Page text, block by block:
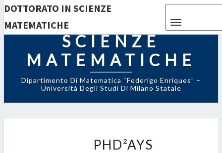
DOTTORATO IN SCIENZE
MATEMATICHE
DOTTORATO IN
SCIENZE
MATEMATICHE
Dipartimento Di Matematica “Federigo Enriques” –
Università Degli Studi Di Milano Statale
PHD²AYS